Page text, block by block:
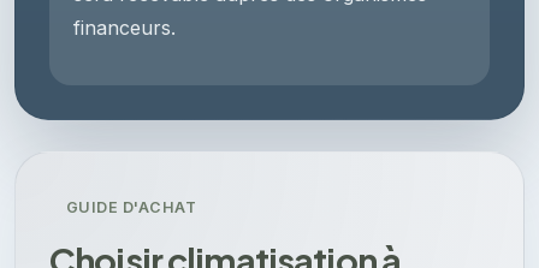
financeurs.
GUIDE D'ACHAT